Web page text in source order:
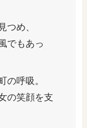
つめ、
でもあっ
の呼吸。
の笑顔を支